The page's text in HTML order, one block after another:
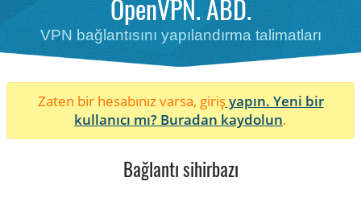
OpenVPN. ABD.
VPN bağlantısını yapılandırma talimatları
Zaten bir hesabınız varsa, girişyapın. Yeni bir
kullanıcı mı? Buradan kaydolun.
Bağlantı sihirbazı